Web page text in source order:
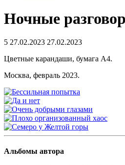
Ночные
5 27.02.2023 27.02.2023
Цветные карандаши, бумага А4.
Москва, февраль 2023.
Альбомы автора